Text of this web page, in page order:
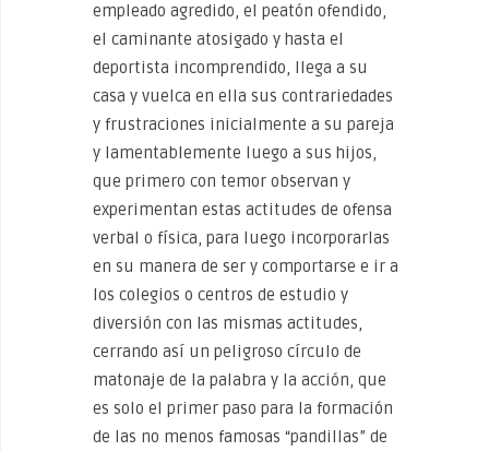
empleado agredido, el peatón ofendido,
el caminante atosigado y hasta el
deportista incomprendido, llega a su
casa y vuelca en ella sus contrariedades
y frustraciones inicialmente a su pareja
y lamentablemente luego a sus hijos,
que primero con temor observan y
experimentan estas actitudes de ofensa
verbal o física, para luego incorporarlas
en su manera de ser y comportarse e ir a
los colegios o centros de estudio y
diversión con las mismas actitudes,
cerrando así un peligroso círculo de
matonaje de la palabra y la acción, que
es solo el primer paso para la formación
de las no menos famosas “pandillas” de